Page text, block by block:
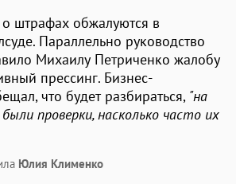
штрафах обжалуются в
Параллельно руководство
Михаилу Петриченко жалобу
прессинг. Бизнес-
что будет разбираться, "на
проверки, насколько часто их
Юлия Клименко